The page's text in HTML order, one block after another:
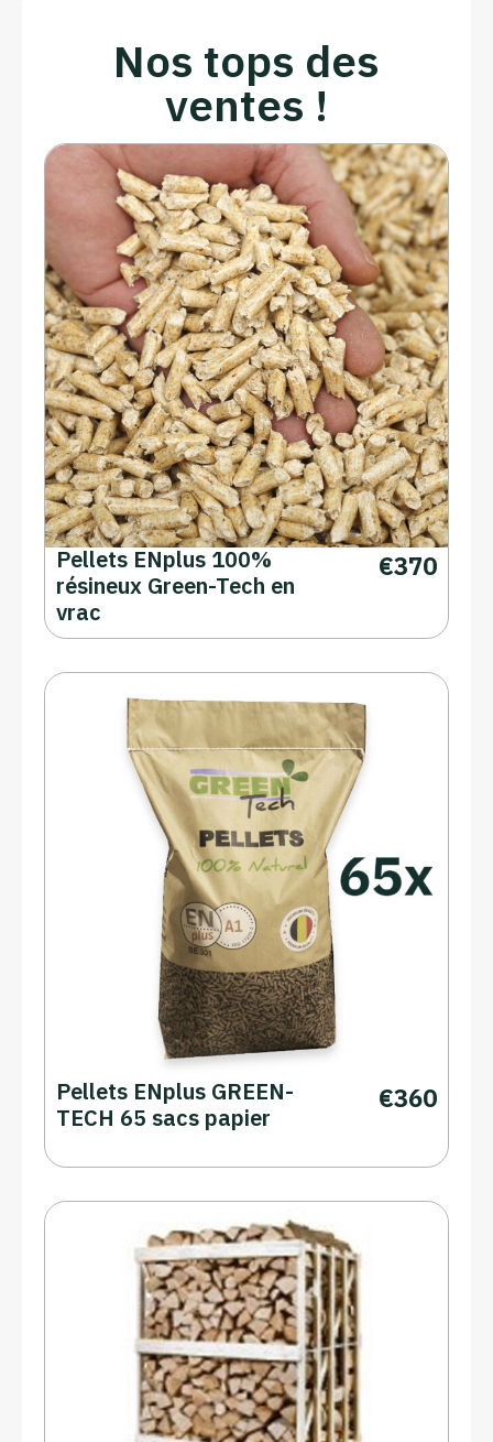
Nos tops des
ventes !
Pellets ENplus 100%
résineux Green-Tech en
vrac
€370
Pellets ENplus GREEN-
TECH 65 sacs papier
€360